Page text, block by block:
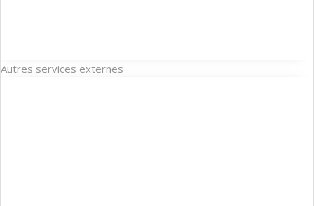
Autres services externes